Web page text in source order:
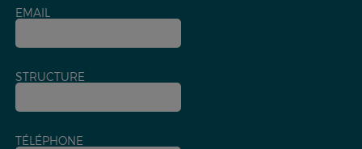
EMAIL
STRUCTURE
TÉLÉPHONE